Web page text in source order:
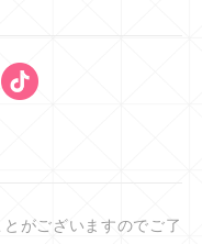
がございますのでご了